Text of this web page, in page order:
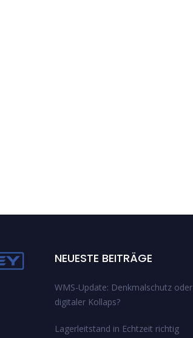
NEUESTE BEITRÄGE
WMS-Update: Denkmalschutz oder
digitaler Kollaps?
Lagerleitstand in Echtzeit richtig